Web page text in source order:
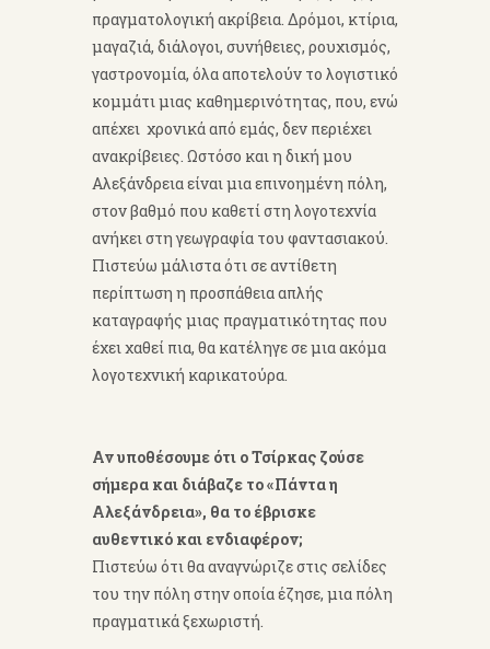
πραγματολογική ακρίβεια. Δρόμοι, κτίρια,
μαγαζιά, διάλογοι, συνήθειες, ρουχισμός,
γαστρονομία, όλα αποτελούν το λογιστικό
κομμάτι μιας καθημερινότητας, που, ενώ
απέχει χρονικά από εμάς, δεν περιέχει
ανακρίβειες. Ωστόσο και η δική μου
Αλεξάνδρεια είναι μια επινοημένη πόλη,
στον βαθμό που καθετί στη λογοτεχνία
ανήκει στη γεωγραφία του φαντασιακού.
Πιστεύω μάλιστα ότι σε αντίθετη
περίπτωση η προσπάθεια απλής
καταγραφής μιας πραγματικότητας που
έχει χαθεί πια, θα κατέληγε σε μια ακόμα
λογοτεχνική καρικατούρα.
Αν υποθέσουμε ότι ο Τσίρκας ζούσε
σήμερα και διάβαζε το «Πάντα η
Αλεξάνδρεια», θα το έβρισκε
αυθεντικό και ενδιαφέρον;
Πιστεύω ότι θα αναγνώριζε στις σελίδες
του την πόλη στην οποία έζησε, μια πόλη
πραγματικά ξεχωριστή.